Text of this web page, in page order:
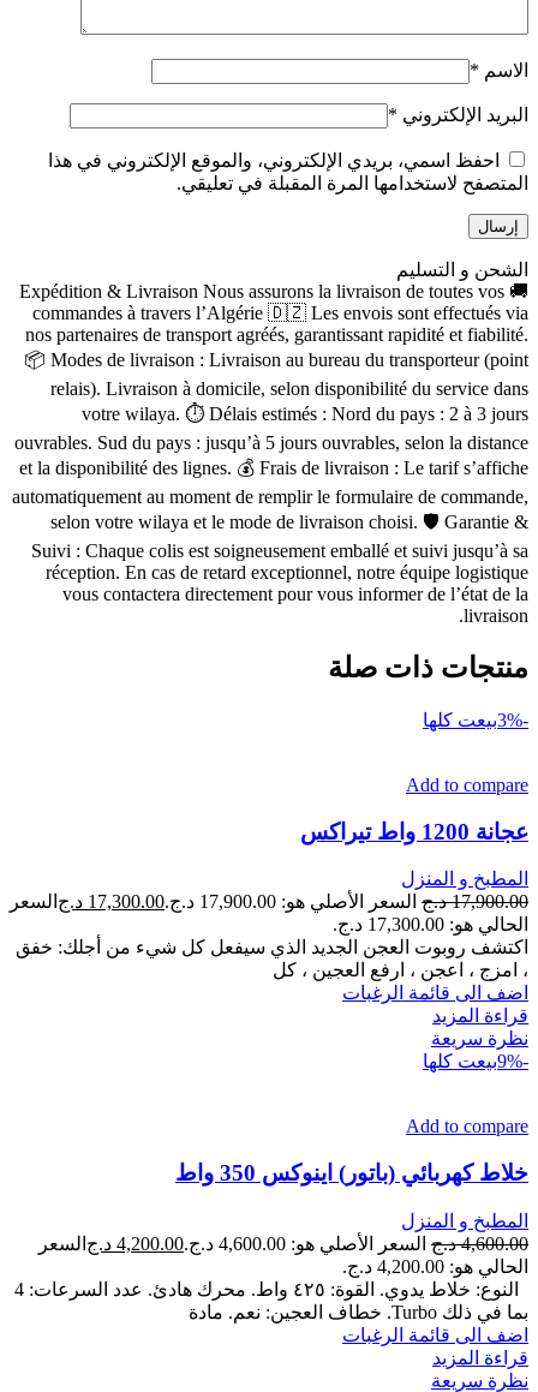
الاسم *
البريد الإلكتروني *
احفظ اسمي، بريدي الإلكتروني، والموقع الإلكتروني في هذا
المتصفح لاستخدامها المرة المقبلة في تعليقي.
الشحن و التسليم
🚚 Expédition & Livraison Nous assurons la livraison de toutes vos
commandes à travers l’Algérie 🇩🇿 Les envois sont effectués via
nos partenaires de transport agréés, garantissant rapidité et fiabilité.
📦 Modes de livraison : Livraison au bureau du transporteur (point
relais). Livraison à domicile, selon disponibilité du service dans
votre wilaya. ⏱ Délais estimés : Nord du pays : 2 à 3 jours
ouvrables. Sud du pays : jusqu’à 5 jours ouvrables, selon la distance
et la disponibilité des lignes. 💰 Frais de livraison : Le tarif s’affiche
automatiquement au moment de remplir le formulaire de commande,
selon votre wilaya et le mode de livraison choisi. 🛡 Garantie &
Suivi : Chaque colis est soigneusement emballé et suivi jusqu’à sa
réception. En cas de retard exceptionnel, notre équipe logistique
vous contactera directement pour vous informer de l’état de la
livraison.
منتجات ذات صلة
-3% بيعت كلها
Add to compare
عجانة 1200 واط تيراكس
المطبخ و المنزل
17,900.00 د.ج السعر الأصلي هو: 17,900.00 د.ج. 17,300.00 د.ج السعر
الحالي هو: 17,300.00 د.ج.
اكتشف روبوت العجن الجديد الذي سيفعل كل شيء من أجلك: خفق
، امزج ، اعجن ، ارفع العجين ، كل
اضف الى قائمة الرغبات
قراءة المزيد
نظرة سريعة
-9%
بيعت كلها
Add to compare
خلاط كهربائي (باتور) اينوكس 350 واط
المطبخ و المنزل
4,600.00 د.ج السعر الأصلي هو: 4,600.00 د.ج. 4,200.00 د.ج السعر
الحالي هو: 4,200.00 د.ج.
النوع: خلاط يدوي. القوة: ٤٢٥ واط. محرك هادئ. عدد السرعات: 4
بما في ذلك Turbo. خطاف العجين: نعم. مادة
اضف الى قائمة الرغبات
قراءة المزيد
نظرة سريعة